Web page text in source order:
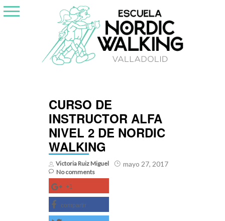
CURSO DE
INSTRUCTOR ALFA
NIVEL 2 DE NORDIC
WALKING
Victoria Ruiz Miguel mayo 27, 2017
No comments
+1
compartir